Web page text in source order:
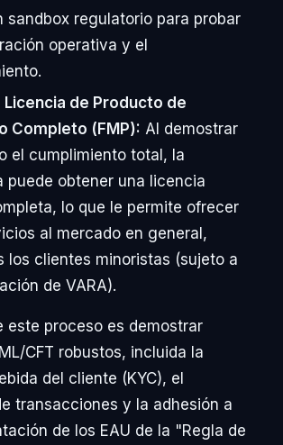
sandbox regulatorio para probar
operativa y el
Licencia de Producto de
Completo (FMP): Al demostrar
el cumplimiento total, la
puede obtener una licencia
lo que le permite ofrecer
al mercado en general,
los clientes minoristas (sujeto a
de VARA).
este proceso es demostrar
CFT robustos, incluida la
del cliente (KYC), el
transacciones y la adhesión a
de los EAU de la "Regla de